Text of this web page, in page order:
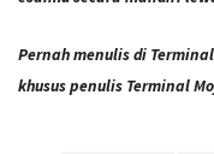
Pernah menulis di
khusus penulis Terminal